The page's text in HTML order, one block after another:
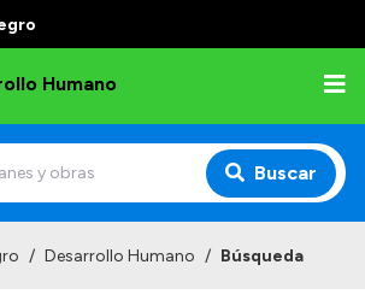
Humano
Buscar
/ Desarrollo Humano / Búsqueda